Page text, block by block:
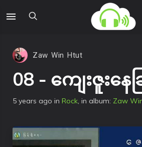
Zaw Win Htut
08 - ကျေးဇူးနေ
5 years ago in Rock, in album: Zaw